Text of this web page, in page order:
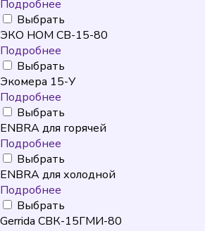
Подробнее
Выбрать
ЭКО НОМ СВ-15-80
Подробнее
Выбрать
Экомера 15-У
Подробнее
Выбрать
ENBRA для горячей
Подробнее
Выбрать
ENBRA для холодной
Подробнее
Выбрать
Gerrida СВК-15ГМИ-80